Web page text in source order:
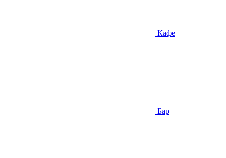
Кафе
Бар